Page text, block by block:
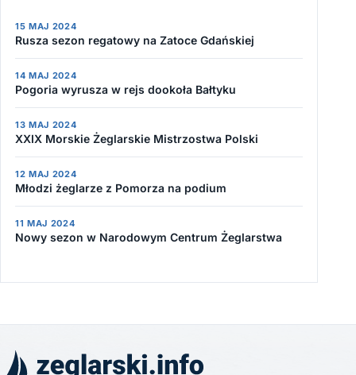
15 MAJ 2024
Rusza sezon regatowy na Zatoce Gdańskiej
14 MAJ 2024
Pogoria wyrusza w rejs dookoła Bałtyku
13 MAJ 2024
XXIX Morskie Żeglarskie Mistrzostwa Polski
12 MAJ 2024
Młodzi żeglarze z Pomorza na podium
11 MAJ 2024
Nowy sezon w Narodowym Centrum Żeglarstwa